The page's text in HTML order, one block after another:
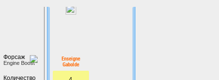
Форсаж
Engine Boost
Количество
Enseigne
Gabolde